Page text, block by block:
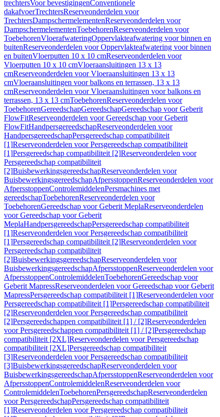
trechtersVoor bevestigingenConventionele
dakafvoerTrechtersReserveonderdelen voor
TrechtersDampschermelementenReserveonderdelen voor
DampschermelementenToebehorenReserveonderdelen voor
ToebehorenVloerafwateringOppervlakteafwatering voor binnen en
buitenReserveonderdelen voor Oppervlakteafwatering voor binnen
en buitenVloerputten 10 x 10 cmReserveonderdelen voor
Vloerputten 10 x 10 cmVloeraansluitingen 13 x 13
cmReserveonderdelen voor Vloeraansluitingen 13 x 13
cmVloeraansluitingen voor balkons en terrassen, 13 x 13
cmReserveonderdelen voor Vloeraansluitingen voor balkons en
terrassen, 13 x 13 cmToebehorenReserveonderdelen voor
ToebehorenGereedschapGereedschapGereedschap voor Geberit
FlowFitReserveonderdelen voor Gereedschap voor Geberit
FlowFitHandpersgereedschapReserveonderdelen voor
HandpersgereedschapPersgereedschap compatibiliteit
[1]Reserveonderdelen voor Persgereedschap compatibiliteit
[1]Persgereedschap compatibiliteit [2]Reserveonderdelen voor
Persgereedschap compatibiliteit
[2]BuisbewerkingsgereedschapReserveonderdelen voor
BuisbewerkingsgereedschapAfpersstoppenReserveonderdelen voor
AfpersstoppenControlemiddelenPersmachines met
gereedschapToebehorenReserveonderdelen voor
ToebehorenGereedschap voor Geberit MeplaReserveonderdelen
voor Gereedschap voor Geberit
MeplaHandpersgereedschapPersgereedschap compatibiliteit
[1]Reserveonderdelen voor Persgereedschap compatibiliteit
[1]Persgereedschap compatibiliteit [2]Reserveonderdelen voor
Persgereedschap compatibiliteit
[2]BuisbewerkingsgereedschapReserveonderdelen voor
BuisbewerkingsgereedschapAfpersstoppenReserveonderdelen voor
AfpersstoppenControlemiddelenToebehorenGereedschap voor
Geberit MapressReserveonderdelen voor Gereedschap voor Geberit
MapressPersgereedschap compatibiliteit [1]Reserveonderdelen voor
Persgereedschap compatibiliteit [1]Persgereedschap compatibiliteit
[2]Reserveonderdelen voor Persgereedschap compatibiliteit
[2]Persgereedschappen compatibiliteit [1] / [2]Reserveonderdelen
voor Persgereedschappen compatibiliteit [1] / [2]Persgereedschap
compatibiliteit [2XL]Reserveonderdelen voor Persgereedschap
compatibiliteit [2XL]Persgereedschap compatibiliteit
[3]Reserveonderdelen voor Persgereedschap compatibiliteit
[3]BuisbewerkingsgereedschapReserveonderdelen voor
BuisbewerkingsgereedschapAfpersstoppenReserveonderdelen voor
AfpersstoppenControlemiddelenReserveonderdelen voor
ControlemiddelenToebehorenPersgereedschapReserveonderdelen
voor PersgereedschapPersgereedschap compatibiliteit
[1]Reserveonderdelen voor Persgereedschap compatibiliteit